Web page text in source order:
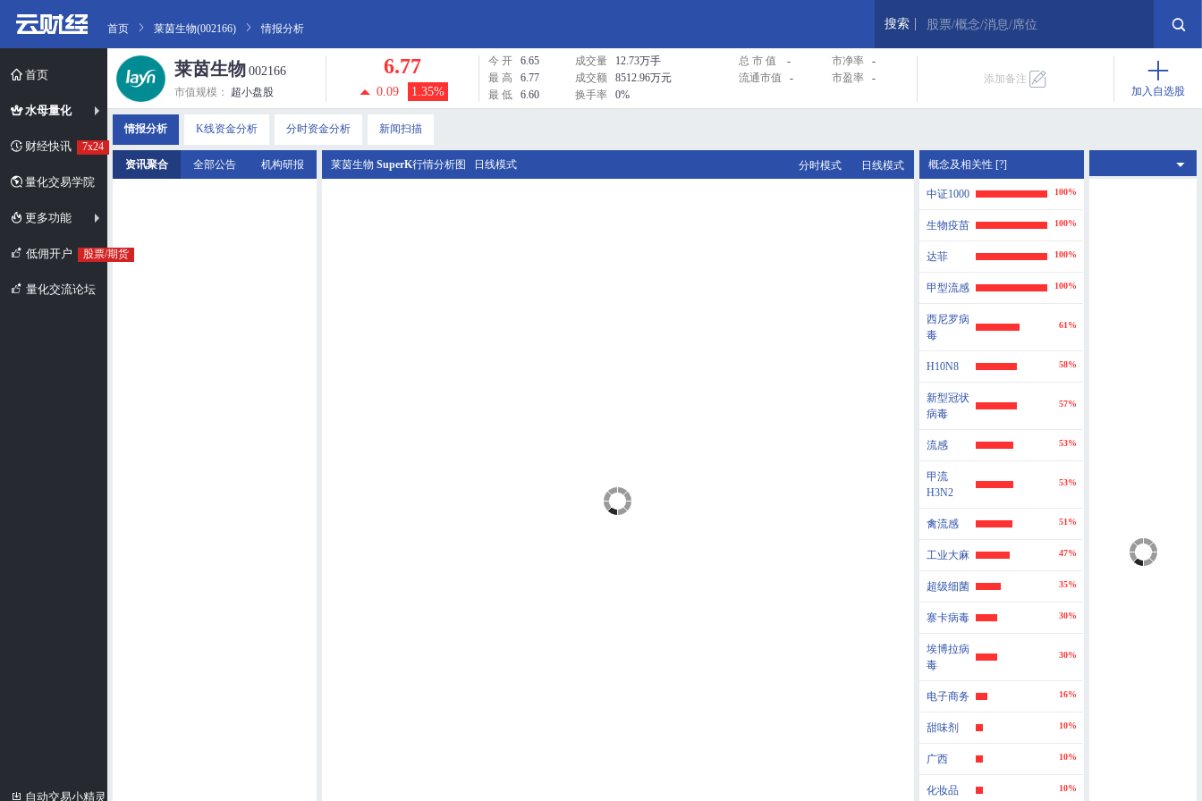
首页
水母量化
财经快讯 7x24
量化交易学院
更多功能
低佣开户 股票/期货
量化交流论坛
自动交易小精灵
首页 莱茵生物(002166) 情报分析 搜索 股票/概念/消息/席位
莱茵生物 002166
市值规模： 超小盘股
6.77
0.09 1.35%
今 开 6.65 成交量 12.73万手 总 市 值 - 市净率
-
最 高
6.77 成交额 8512.96万元 流通市值 - 市盈率
-
最 低
6.60 换手率 0%
添加备注
加入自选股
情报分析 K线资金分析 分时资金分析 新闻扫描
资讯聚合 全部公告 机构研报 概念及相关性 [?]
中证1000 100%
生物疫苗 100%
达菲 100%
甲型流感 100%
西尼罗病
毒
61%
H10N8 58%
新型冠状
病毒
57%
流感 53%
甲流
H3N2
53%
禽流感 51%
工业大麻 47%
超级细菌 35%
寨卡病毒 30%
埃博拉病
毒
30%
电子商务 16%
甜味剂 10%
广西 10%
化妆品 10%
莱茵生物 SuperK行情分析图 日线模式 分时模式 日线模式